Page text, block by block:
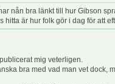
nån bra länkt till hur Gibson
hitta är hur folk gör i dag för att
mig veterligen.
bra med vad man vet dock,